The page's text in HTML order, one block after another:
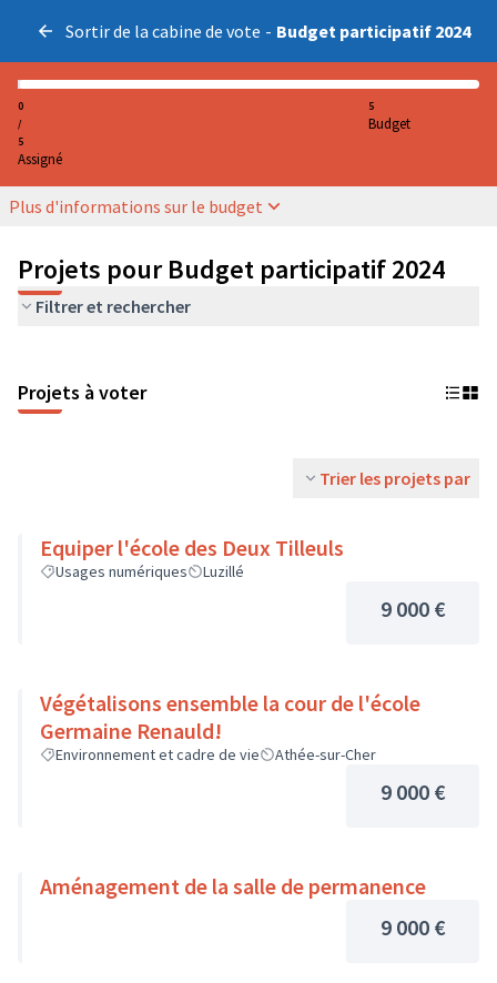
Sortir de la cabine de vote - Budget participatif 2024
0
/
5
Assigné
5
Budget
Plus d'informations sur le budget
Projets pour Budget participatif 2024
Filtrer et rechercher
Projets à voter
Trier les projets par
Equiper l'école des Deux Tilleuls
Usages numériques Luzillé
9 000 €
Végétalisons ensemble la cour de l'école
Germaine Renauld!
Environnement et cadre de vie Athée-sur-Cher
9 000 €
Aménagement de la salle de permanence
9 000 €